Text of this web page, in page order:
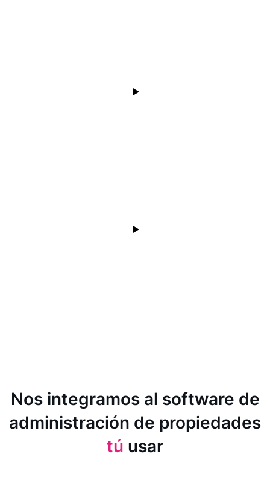
Nos integramos al software de
administración de propiedades
tú usar